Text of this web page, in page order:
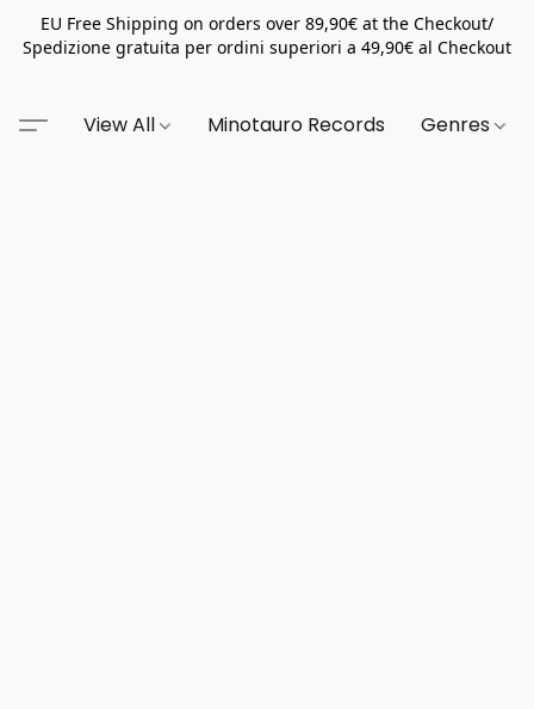
EU Free Shipping on orders over 89,90€ at the Checkout/
Spedizione gratuita per ordini superiori a 49,90€ al Checkout
View All Minotauro Records Genres